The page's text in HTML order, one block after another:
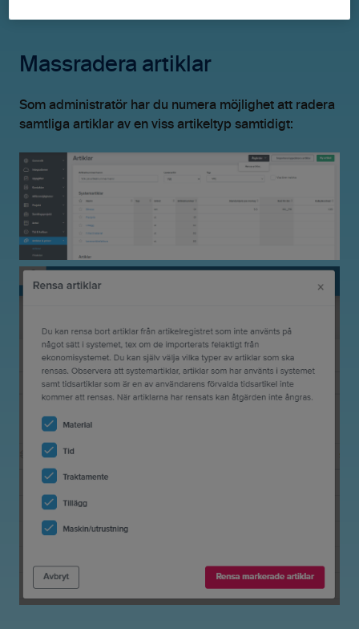
Massradera artiklar
Som administratör har du numera möjlighet att radera
samtliga artiklar av en viss artikeltyp samtidigt: